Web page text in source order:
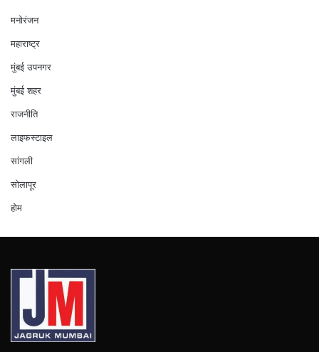
मनोरंजन
महाराष्ट्र
मुंबई उपनगर
मुंबई शहर
राजनीति
लाइफस्टाइल
सांगली
सोलापूर
होम